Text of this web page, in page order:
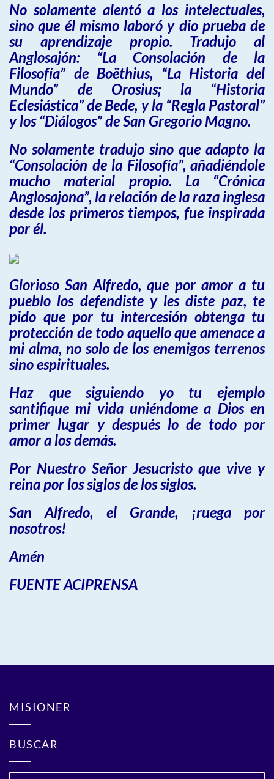
No solamente alentó a los intelectuales,
sino que él mismo laboró y dio prueba de
su aprendizaje propio. Tradujo al
Anglosajón: “La Consolación de la
Filosofía” de Boëthius, “La Historia del
Mundo” de Orosius; la “Historia
Eclesiástica” de Bede, y la “Regla Pastoral”
y los “Diálogos” de San Gregorio Magno.
No solamente tradujo sino que adapto la
“Consolación de la Filosofía”, añadiéndole
mucho material propio. La “Crónica
Anglosajona”, la relación de la raza inglesa
desde los primeros tiempos, fue inspirada
por él.
Glorioso San Alfredo, que por amor a tu
pueblo los defendiste y les diste paz, te
pido que por tu intercesión obtenga tu
protección de todo aquello que amenace a
mi alma, no solo de los enemigos terrenos
sino espirituales.
Haz que siguiendo yo tu ejemplo
santifique mi vida uniéndome a Dios en
primer lugar y después lo de todo por
amor a los demás.
Por Nuestro Señor Jesucristo que vive y
reina por los siglos de los siglos.
San Alfredo, el Grande, ¡ruega por
nosotros!
Amén
FUENTE ACIPRENSA
MISIONER
BUSCAR